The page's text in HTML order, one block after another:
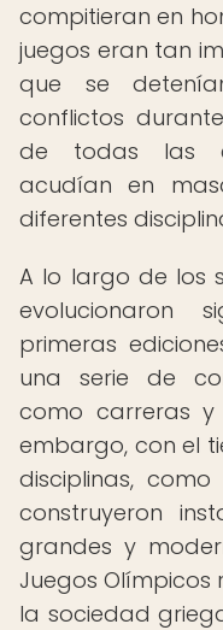
compitieran en
juegos eran tan
que se
conflictos
de todas las
acudían en
diferentes
A lo largo de los
evolucionaron
primeras
una serie de
como carreras y
embargo, con el
disciplinas,
construyeron
grandes y
Juegos
la sociedad